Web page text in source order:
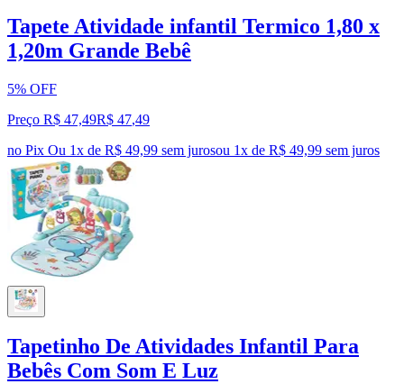
Tapete Atividade infantil Termico 1,80 x
1,20m Grande Bebê
5% OFF
Preço R$ 47,49R$ 47,49
no Pix Ou 1x de R$ 49,99 sem jurosou 1x de R$ 49,99 sem juros
Tapetinho De Atividades Infantil Para
Bebês Com Som E Luz